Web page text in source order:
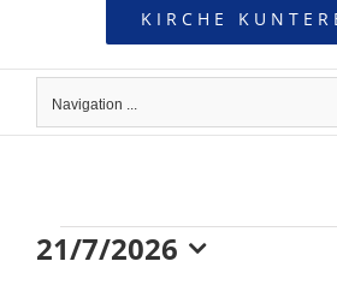
KIRCHE
Navigation ...
Veranstaltungen
21/7/2026